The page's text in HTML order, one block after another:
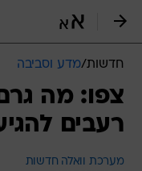
חדשות/מדע וסביבה
צפו: מה
רעבים
מערכת וואלה חדשות